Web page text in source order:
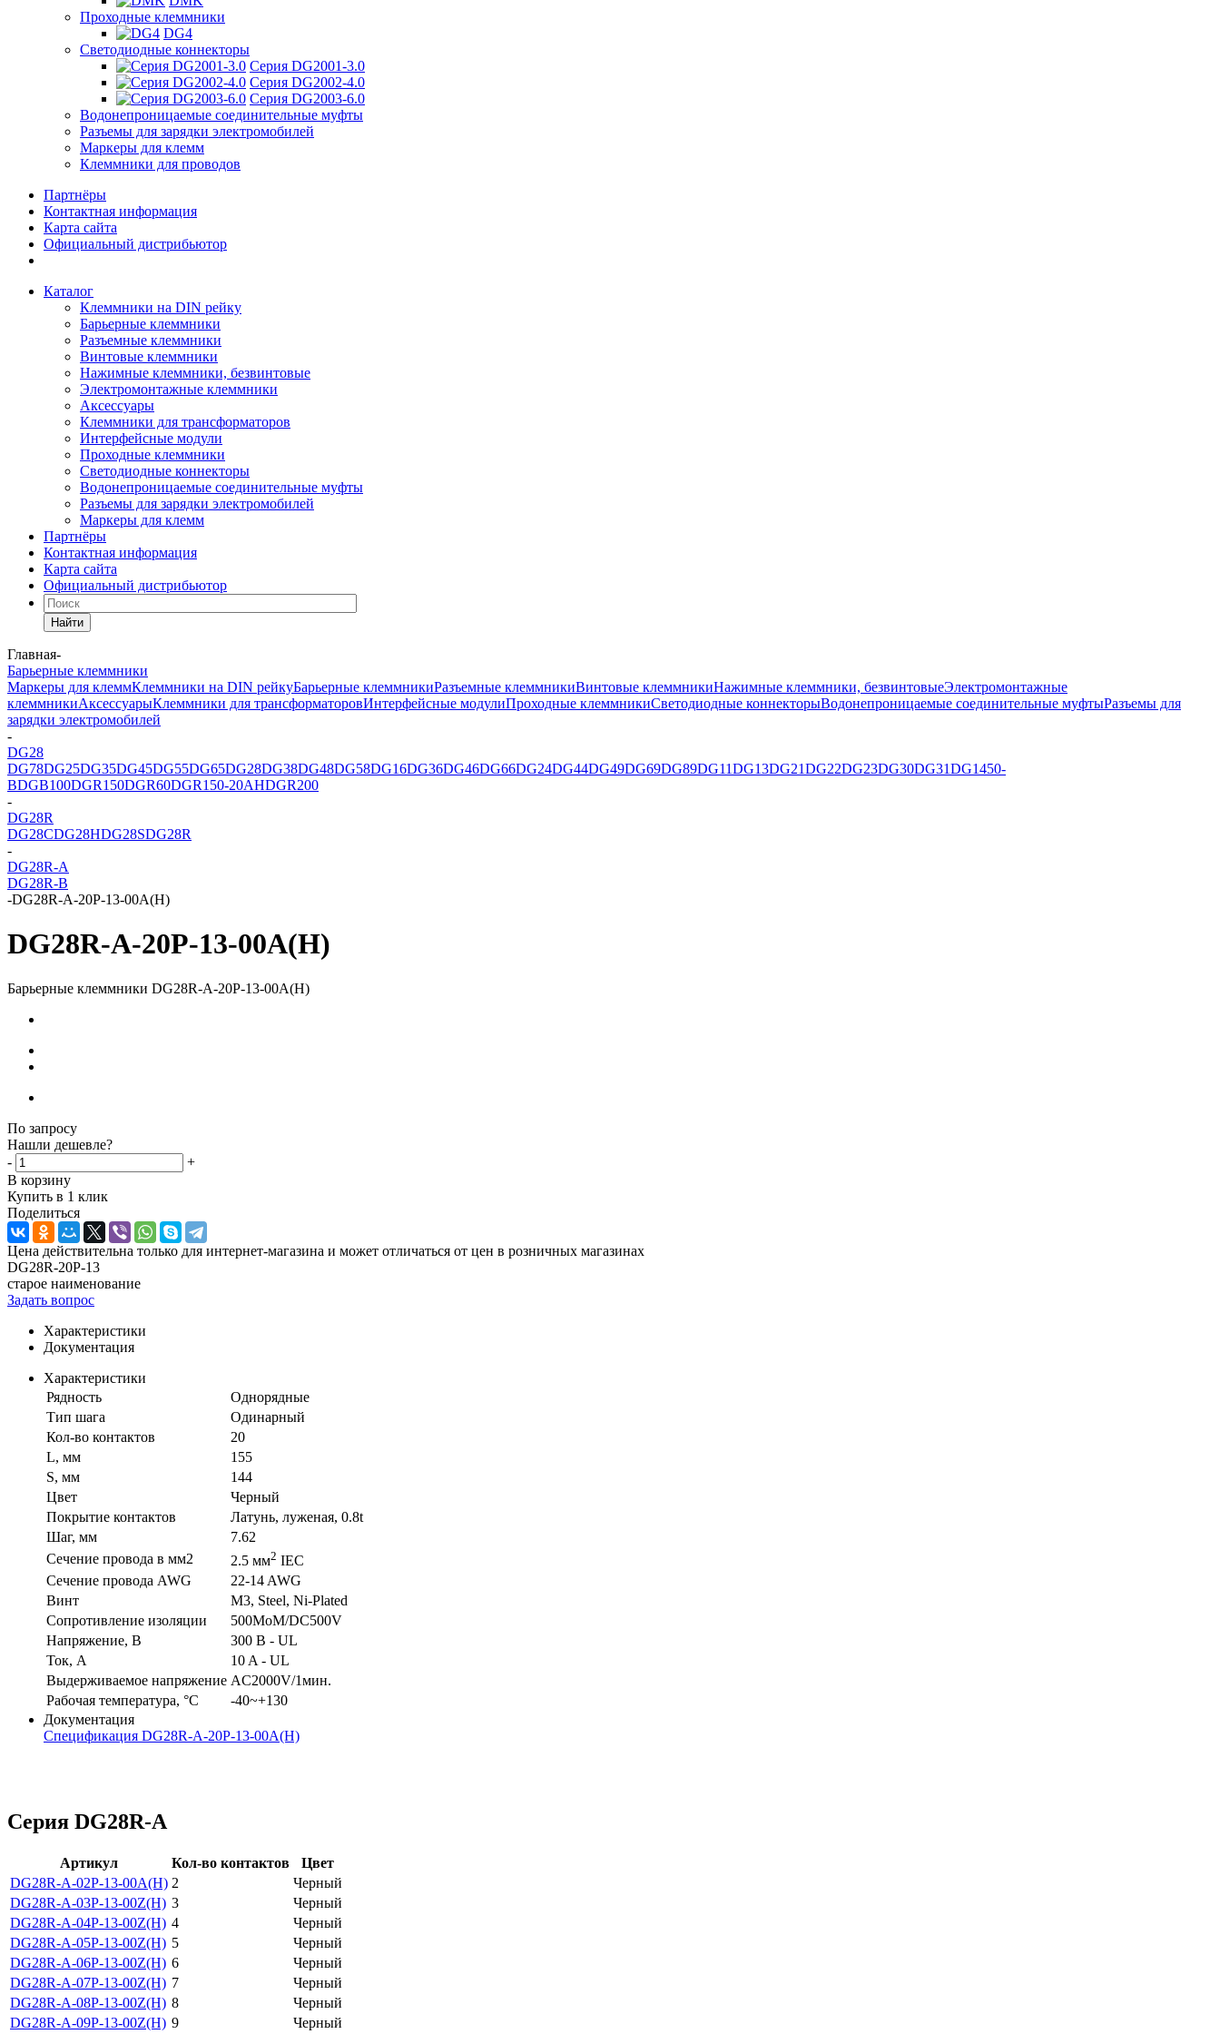
Проходные клеммники
DG4
Светодиодные коннекторы
Серия DG2001-3.0
Серия DG2002-4.0
Серия DG2003-6.0
Водонепроницаемые соединительные муфты
Разъемы для зарядки электромобилей
Маркеры для клемм
Клеммники для проводов
Партнёры
Контактная информация
Карта сайта
Официальный дистрибьютор
Каталог
Клеммники на DIN рейку
Барьерные клеммники
Разъемные клеммники
Винтовые клеммники
Нажимные клеммники, безвинтовые
Электромонтажные клеммники
Аксессуары
Клеммники для трансформаторов
Интерфейсные модули
Проходные клеммники
Светодиодные коннекторы
Водонепроницаемые соединительные муфты
Разъемы для зарядки электромобилей
Маркеры для клемм
Партнёры
Контактная информация
Карта сайта
Официальный дистрибьютор
Найти
Главная-
Барьерные клеммники
Маркеры для клеммКлеммники на DIN рейкуБарьерные клеммникиРазъемные клеммникиВинтовые клеммникиНажимные клеммники, безвинтовыеЭлектромонтажные
клеммникиАксессуарыКлеммники для трансформаторовИнтерфейсные модулиПроходные клеммникиСветодиодные коннекторыВодонепроницаемые соединительные муфтыРазъемы для
зарядки электромобилей
-
DG28
DG78DG25DG35DG45DG55DG65DG28DG38DG48DG58DG16DG36DG46DG66DG24DG44DG49DG69DG89DG11DG13DG21DG22DG23DG30DG31DG1450-
BDGB100DGR150DGR60DGR150-20AHDGR200
-
DG28R
DG28CDG28HDG28SDG28R
-
DG28R-A
DG28R-B
-DG28R-A-20P-13-00A(H)
DG28R-A-20P-13-00A(H)
Барьерные клеммники DG28R-A-20P-13-00A(H)
По запросу
Нашли дешевле?
-
+
В корзину
Купить в 1 клик
Поделиться
Цена действительна только для интернет-магазина и может отличаться от цен в розничных магазинах
DG28R-20P-13
старое наименование
Задать вопрос
Характеристики
Документация
Характеристики
Рядность
Однорядные
Тип шага
Одинарный
Кол-во контактов
20
L, мм
155
S, мм
144
Цвет
Черный
Покрытие контактов
Латунь, луженая, 0.8t
Шаг, мм
7.62
Сечение провода в мм2
2.5 мм2 IEC
Сечение провода AWG
22-14 AWG
Винт
M3, Steel, Ni-Plated
Сопротивление изоляции
500MoM/DC500V
Напряжение, В
300 В - UL
Ток, А
10 A - UL
Выдерживаемое напряжение AC2000V/1мин.
Рабочая температура, °C
-40~+130
Документация
Спецификация DG28R-A-20P-13-00A(H)
Серия DG28R-A
Артикул Кол-во контактов
Цвет
DG28R-A-02P-13-00A(H) 2
Черный
DG28R-A-03P-13-00Z(H) 3
Черный
DG28R-A-04P-13-00Z(H) 4
Черный
DG28R-A-05P-13-00Z(H) 5
Черный
DG28R-A-06P-13-00Z(H) 6
Черный
DG28R-A-07P-13-00Z(H) 7
Черный
DG28R-A-08P-13-00Z(H) 8
Черный
DG28R-A-09P-13-00Z(H) 9 Черный